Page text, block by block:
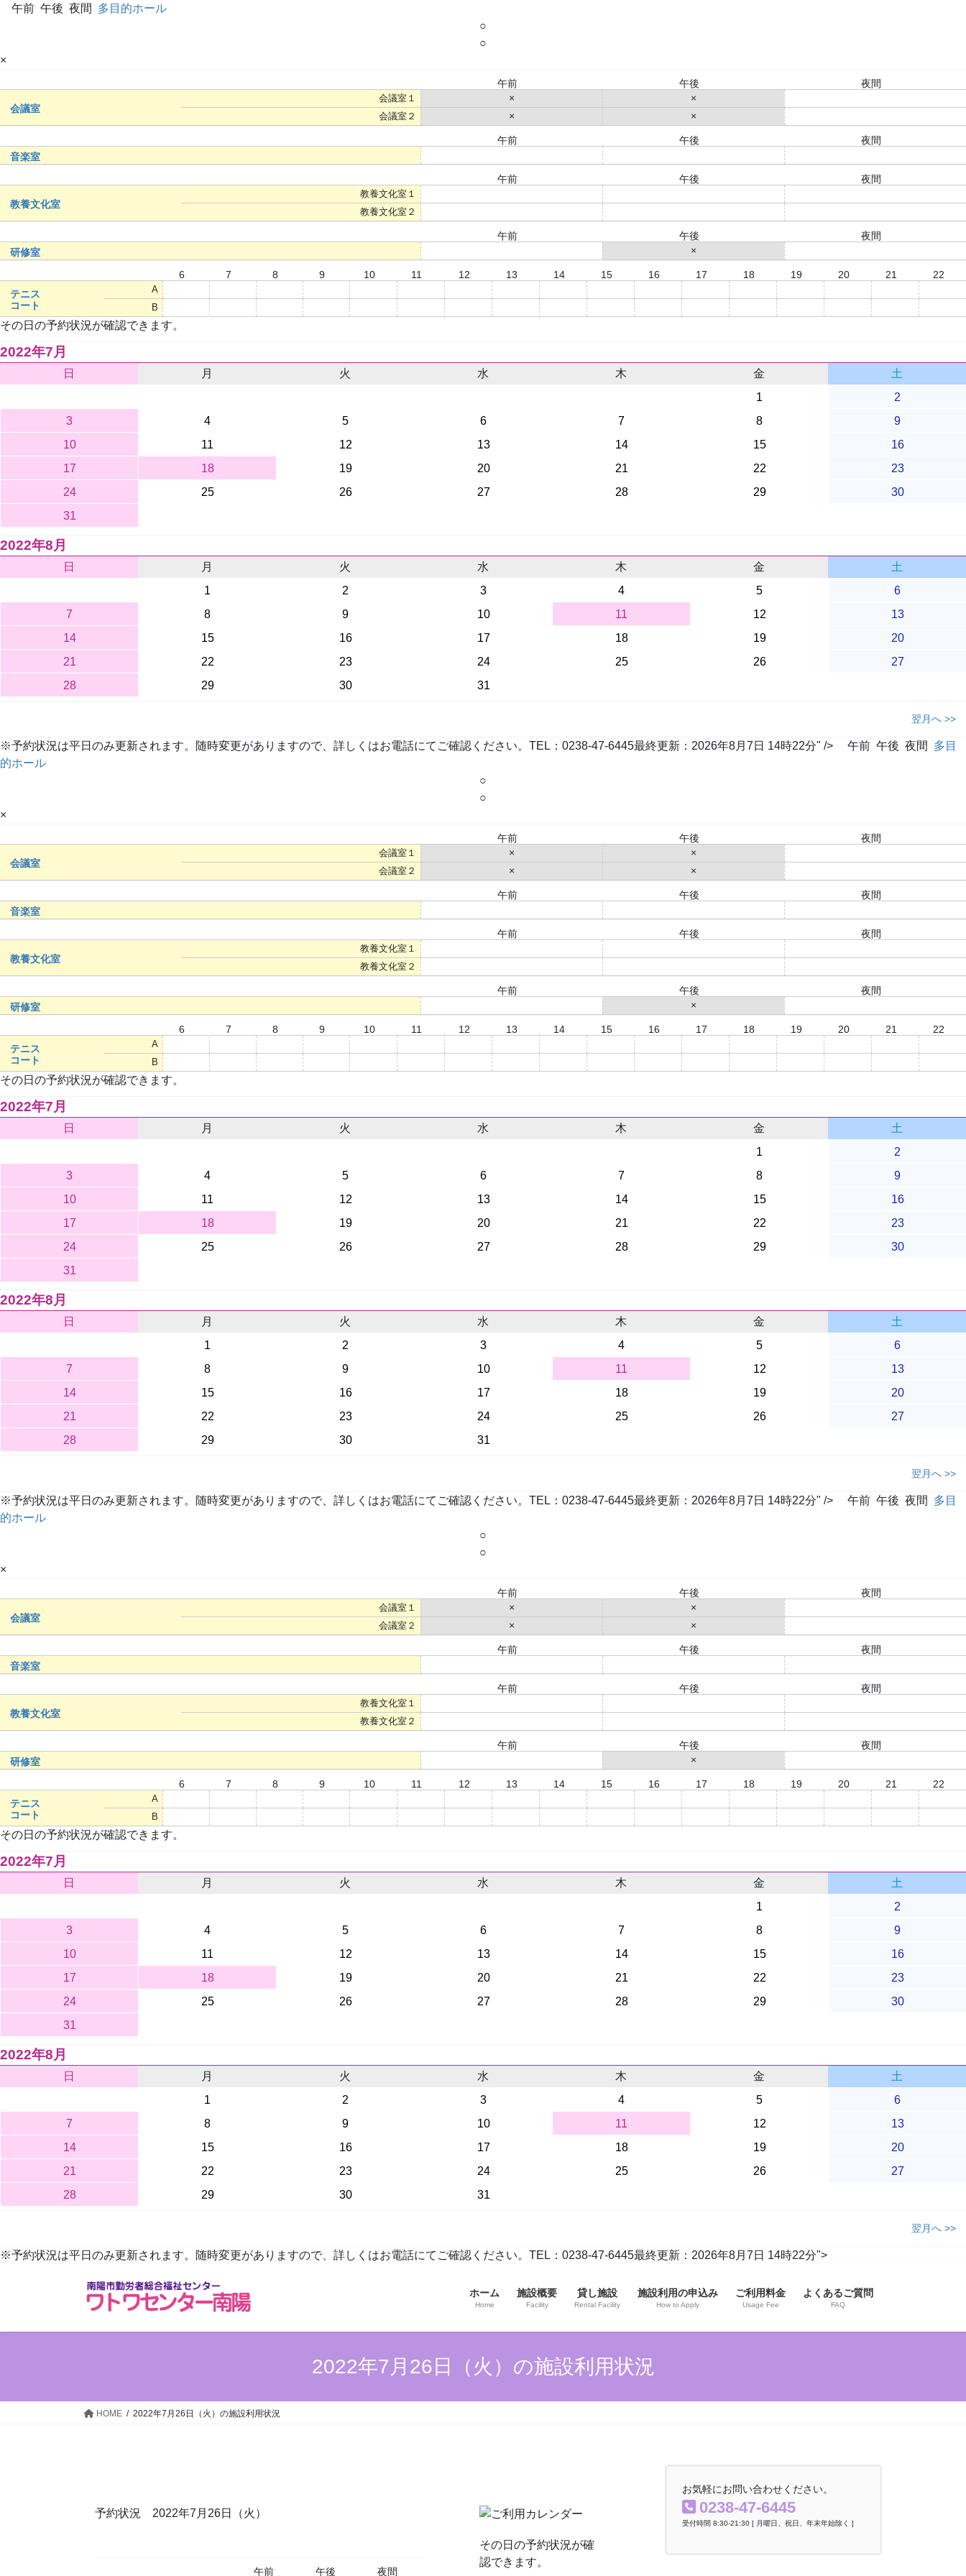
午前 午後 夜間
多目的ホール
○
○
×
午前 午後 夜間
会議室
会議室１ × ×
会議室２
× ×
午前 午後
夜間
音楽室
午前 午後 夜間
教養文化室
教養文化室１
教養文化室２
午前 午後
夜間
研修室
×
6 7 8 9 10 11 12 13 14 15 16 17 18 19 20 21
22
テニス
コート
A
B
その日の予約状況が確認できます。
2022年7月
日 月 火 水 木 金
土
1
2
3
4 5 6 7 8
9
10
11 12 13 14 15
16
17
18 19 20 21 22
23
24
25 26 27 28 29
30
31
2022年8月
日 月 火 水 木 金
土
1
2 3 4 5
6
7
8 9 10 11 12
13
14
15 16 17 18 19
20
21
22 23 24 25 26
27
28
29 30 31
翌月へ >>
※予約状況は平日のみ更新されます。随時変更がありますので、詳しくはお電話にてご確認ください。TEL：0238-47-6445最終更新：2026年8月7日 14時22分" /> 午前 午後 夜間
多目
的ホール
○
○
×
午前 午後 夜間
会議室
会議室１ × ×
会議室２
× ×
午前 午後
夜間
音楽室
午前 午後 夜間
教養文化室
教養文化室１
教養文化室２
午前 午後
夜間
研修室
×
6 7 8 9 10 11 12 13 14 15 16 17 18 19 20 21
22
テニス
コート
A
B
その日の予約状況が確認できます。
2022年7月
日 月 火 水 木 金
土
1
2
3
4 5 6 7 8
9
10
11 12 13 14 15
16
17
18 19 20 21 22
23
24
25 26 27 28 29
30
31
2022年8月
日 月 火 水 木 金
土
1
2 3 4 5
6
7
8 9 10 11 12
13
14
15 16 17 18 19
20
21
22 23 24 25 26
27
28
29 30 31
翌月へ >>
※予約状況は平日のみ更新されます。随時変更がありますので、詳しくはお電話にてご確認ください。TEL：0238-47-6445最終更新：2026年8月7日 14時22分" /> 午前 午後 夜間
多目
的ホール
○
○
×
午前 午後 夜間
会議室
会議室１ × ×
会議室２
× ×
午前 午後
夜間
音楽室
午前 午後 夜間
教養文化室
教養文化室１
教養文化室２
午前 午後
夜間
研修室
×
6 7 8 9 10 11 12 13 14 15 16 17 18 19 20 21
22
テニス
コート
A
B
その日の予約状況が確認できます。
2022年7月
日 月 火 水 木 金
土
1
2
3
4 5 6 7 8
9
10
11 12 13 14 15
16
17
18 19 20 21 22
23
24
25 26 27 28 29
30
31
2022年8月
日 月 火 水 木 金
土
1
2 3 4 5
6
7
8 9 10 11 12
13
14
15 16 17 18 19
20
21
22 23 24 25 26
27
28
29 30 31
翌月へ >>
※予約状況は平日のみ更新されます。随時変更がありますので、詳しくはお電話にてご確認ください。TEL：0238-47-6445最終更新：2026年8月7日 14時22分">コ
テ
ン
ナ
ゲ
ー
ホーム
Home
施設概要
Facility
貸し施設
Rental Facility
施設利用の申込み
How to Apply
ご利用料金
Usage Fee
よくあるご質問
FAQ
2022年7月26日（火）の施設利用状況
HOME 2022年7月26日（火）の施設利用状況
予約状況 2022年7月26日（火）
午前 午後 夜間
その日の予約状況が確
認できます。
お気軽にお問い合わせください。
0238-47-6445
受付時間 8:30-21:30 [ 月曜日、祝日、年末年始除く ]